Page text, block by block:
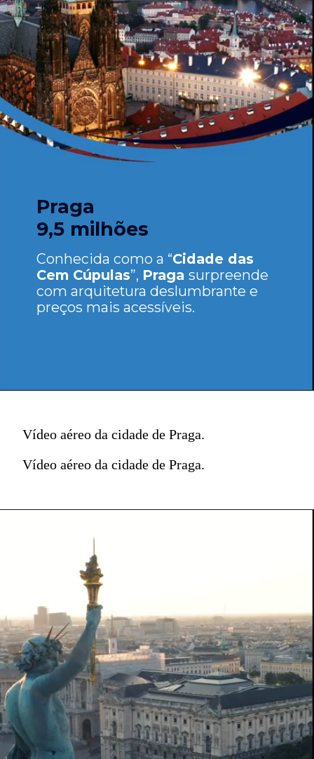
Praga
9,5 milhões
Conhecida como a “Cidade das
Cem Cúpulas”, Pragasurpreende
com arquitetura deslumbrante e
preços mais acessíveis.
Vídeo aéreo da cidade de Praga.
Vídeo aéreo da cidade de Praga.